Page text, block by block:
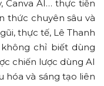
Canva AI… thực tiễn
thức chuyên sâu và
thực tế, Lê Thanh
chỉ biết dùng
chiến lược dùng AI
hóa và sáng tạo liên